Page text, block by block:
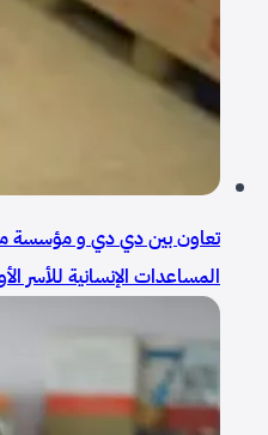
تعاون بين دي دي و مؤسسة
المساعدات الإنسانية للأسر